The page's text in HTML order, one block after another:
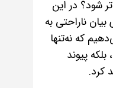
شود؟ در این
بیان ناراحتی به
که نه‌تنها
پیوند
کرد.